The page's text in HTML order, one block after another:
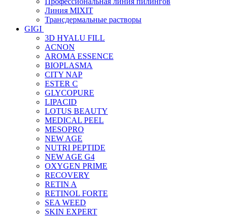
Линия MIXIT
Трансдермальные растворы
GIGI
3D HYALU FILL
ACNON
AROMA ESSENCE
BIOPLASMA
CITY NAP
ESTER C
GLYCOPURE
LIPACID
LOTUS BEAUTY
MEDICAL PEEL
MESOPRO
NEW AGE
NUTRI PEPTIDE
NEW AGE G4
OXYGEN PRIME
RECOVERY
RETIN A
RETINOL FORTE
SEA WEED
SKIN EXPERT